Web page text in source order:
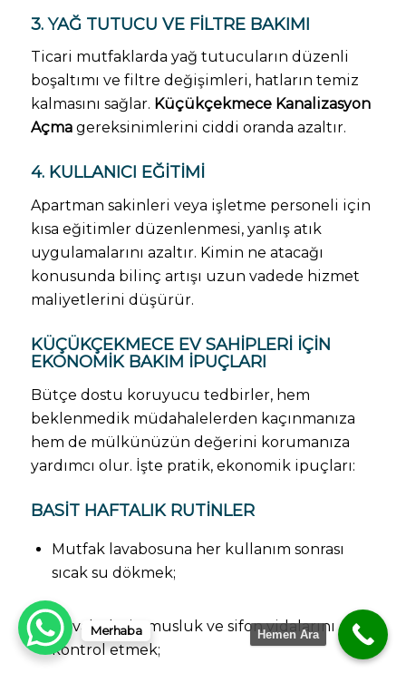
3. YAĞ TUTUCU VE FILTRE BAKIMI
Ticari mutfaklarda yağ tutucuların düzenli
boşaltımı ve filtre değişimleri, hatların temiz
kalmasını sağlar. Küçükçekmece Kanalizasyon
Açmagereksinimlerini ciddi oranda azaltır.
4. KULLANICI EĞITIMI
Apartman sakinleri veya işletme personeli için
kısa eğitimler düzenlenmesi, yanlış atık
uygulamalarını azaltır. Kimin ne atacağı
konusunda bilinç artışı uzun vadede hizmet
maliyetlerini düşürür.
KÜÇÜKÇEKMECE EV SAHIPLERI IÇIN
EKONOMIK BAKIM IPUÇLARI
Bütçe dostu koruyucu tedbirler, hem
beklenmedik müdahalelerden kaçınmanıza
hem de mülkünüzün değerini korumanıza
yardımcı olur. İşte pratik, ekonomik ipuçları:
BASIT HAFTALIK RUTINLER
Mutfak lavabosuna her kullanım sonrası
sıcak su dökmek;
Tuvaletlerin musluk ve sifon vidalarını
kontrol etmek;
Merhaba Hemen Ara